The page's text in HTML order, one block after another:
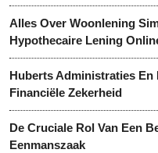
Alles Over Woonlening
Hypothecaire Lening
Huberts Administraties
Financiële Zekerheid
De Cruciale Rol Van Een
Eenmanszaak